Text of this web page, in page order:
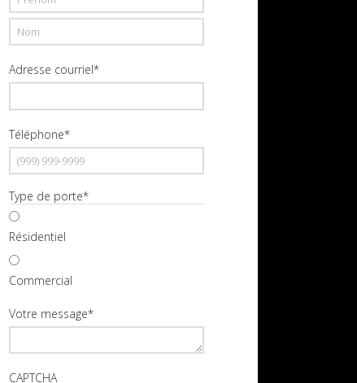
Prénom
Adresse courriel*
Téléphone*
Type de porte*
Résidentiel
Commercial
Votre message*
CAPTCHA